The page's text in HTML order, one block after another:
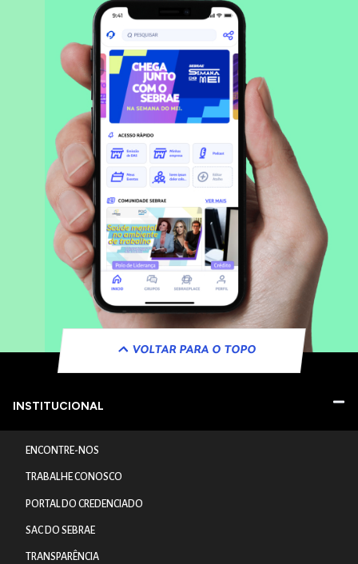
VOLTAR PARA O TOPO
INSTITUCIONAL
ENCONTRE-NOS
TRABALHE CONOSCO
PORTAL DO CREDENCIADO
SAC DO SEBRAE
TRANSPARÊNCIA